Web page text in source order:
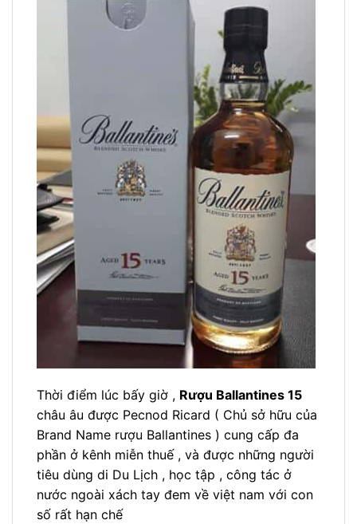
Thời điểm lúc bấy giờ , Rượu Ballantines 15
châu âu được Pecnod Ricard ( Chủ sở hữu của
Brand Name rượu Ballantines ) cung cấp đa
phần ở kênh miễn thuế , và được những người
tiêu dùng di Du Lịch , học tập , công tác ở
nước ngoài xách tay đem về việt nam với con
số rất hạn chế